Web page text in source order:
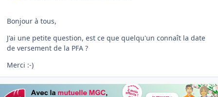
Bonjour à tous,
J'ai une petite question, est ce que quelqu'un connaît la date
de versement de la PFA ?
Merci :-)